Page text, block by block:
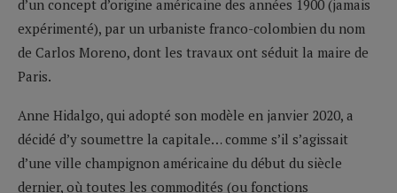
d’un concept d’origine américaine des années 1900 (jamais
expérimenté), par un urbaniste franco-colombien du nom
de Carlos Moreno, dont les travaux ont séduit la maire de
Paris.
Anne Hidalgo, qui adopté son modèle en janvier 2020, a
décidé d’y soumettre la capitale… comme s’il s’agissait
d’une ville champignon américaine du début du siècle
dernier, où toutes les commodités (ou fonctions